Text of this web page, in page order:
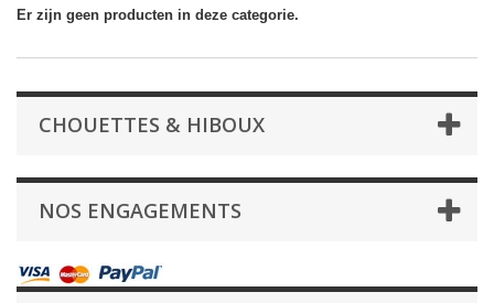
Er zijn geen producten in deze categorie.
CHOUETTES & HIBOUX
NOS ENGAGEMENTS